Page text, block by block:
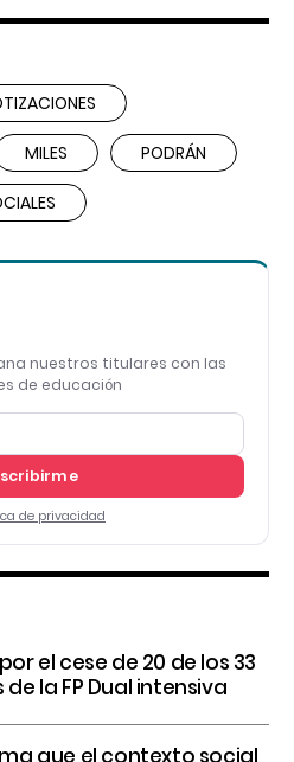
MILES PODRÁN
nuestros titulares con las
de educación
de privacidad
el cese de 20 de los 33
la FP Dual intensiva
que el contexto social